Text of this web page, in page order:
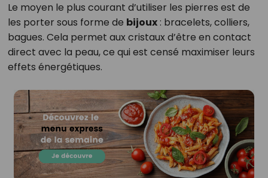
Le moyen le plus courant d’utiliser les pierres est de
les porter sous forme de bijoux: bracelets, colliers,
bagues. Cela permet aux cristaux d’être en contact
direct avec la peau, ce qui est censé maximiser leurs
effets énergétiques.